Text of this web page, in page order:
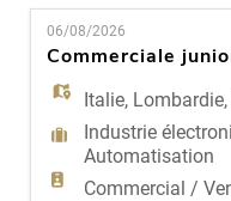
EN
FR
showroom tecnico e
soluzioni per comfort
rinnovabili, rappresenta
riferimento per
06/08/2026
Commerciale
Italie, Lombardie,
Industrie
Automatisation
Commercial /